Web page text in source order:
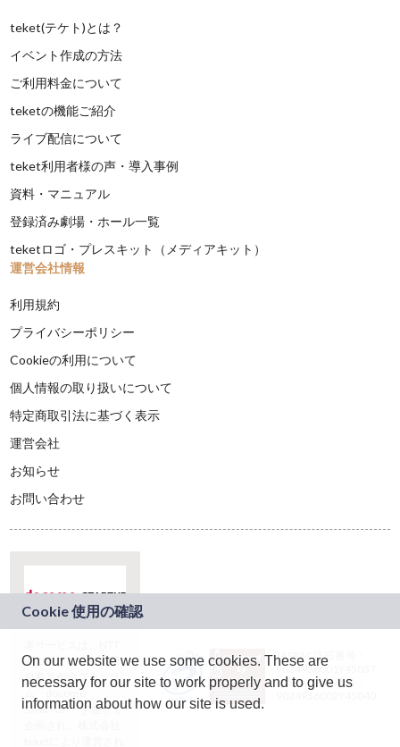
teket(テケト)とは？
イベント作成の方法
ご利用料金について
teketの機能ご紹介
ライブ配信について
teket利用者様の声・導入事例
資料・マニュアル
登録済み劇場・ホール一覧
teketロゴ・プレスキット（メディアキット）
運営会社情報
利用規約
プライバシーポリシー
Cookieの利用について
個人情報の取り扱いについて
特定商取引法に基づく表示
運営会社
お知らせ
お問い合わせ
ドコモグループの新
規事業創出プログラ
ム「docomo
STARTUP」を通じて
JASRAC許諾番号：
9024936001Y45037
JASRAC許諾番号：
On our website we use some cookies. These are
necessary for our site to work properly and to give us
information about how our site is used.